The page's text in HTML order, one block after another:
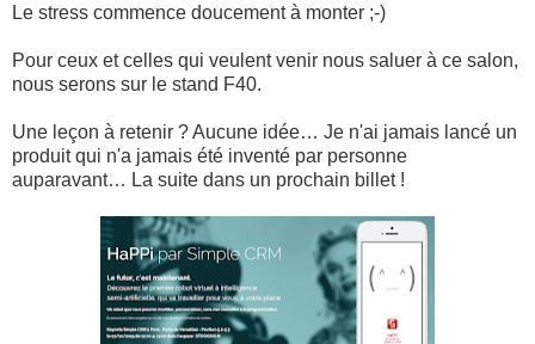
Le stress commence doucement à monter ;-)
Pour ceux et celles qui veulent venir nous saluer à ce salon,
nous serons sur le stand F40.
Une leçon à retenir ? Aucune idée… Je n'ai jamais lancé un
produit qui n'a jamais été inventé par personne
auparavant… La suite dans un prochain billet !